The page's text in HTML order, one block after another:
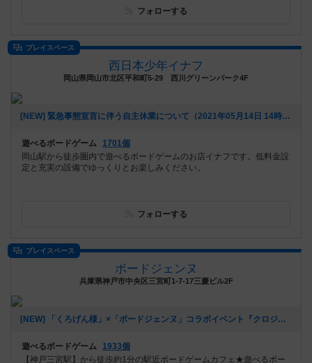
フォローする
プレイスペース
西日本少年イナフ
岡山県岡山市北区平和町5-29 西川グリーンパーク4F
[NEW] 緊急事態宣言に伴う自主休業について（2021年05月14日 14時23分）
遊べるボードゲーム
1701個
岡山駅から徒歩圏内で遊べるボードゲームのお店イナフです。低料金設
定と充実の設備でゆっくりとお楽しみください。
フォローする
プレイスペース
ボードジェンヌ
兵庫県神戸市中央区三宮町1-7-17三慶ビル2F
[NEW] 「くろげん様」×「ボードジェンヌ」コラボイベント『クロジェンヌ会』（2021年02月13日 14時21分）
遊べるボードゲーム
1933個
【神戸三宮駅】から徒歩約1分の駅近ボードゲームカフェ★遊べるボー